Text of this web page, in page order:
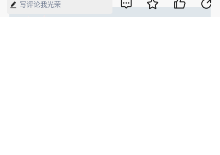
写评论我光荣